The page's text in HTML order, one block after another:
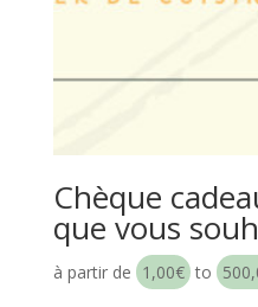
Chèque
que vous
à partir de 1,00€ to